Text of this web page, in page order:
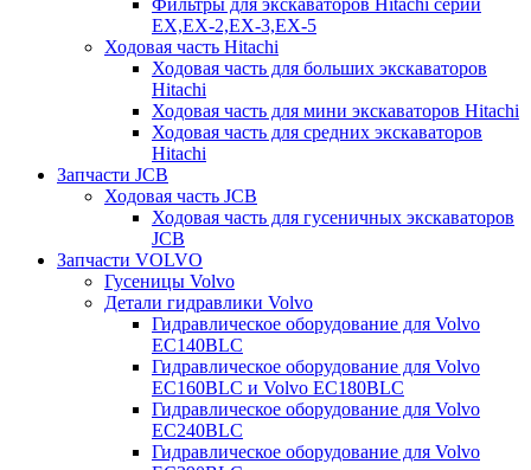
Фильтры для экскаваторов Hitachi серий
EX,EX-2,EX-3,EX-5
Ходовая часть Hitachi
Ходовая часть для больших экскаваторов
Hitachi
Ходовая часть для мини экскаваторов Hitachi
Ходовая часть для средних экскаваторов
Hitachi
Запчасти JCB
Ходовая часть JCB
Ходовая часть для гусеничных экскаваторов
JCB
Запчасти VOLVO
Гусеницы Volvo
Детали гидравлики Volvo
Гидравлическое оборудование для Volvo
EC140BLC
Гидравлическое оборудование для Volvo
EC160BLC и Volvo EC180BLC
Гидравлическое оборудование для Volvo
EC240BLC
Гидравлическое оборудование для Volvo